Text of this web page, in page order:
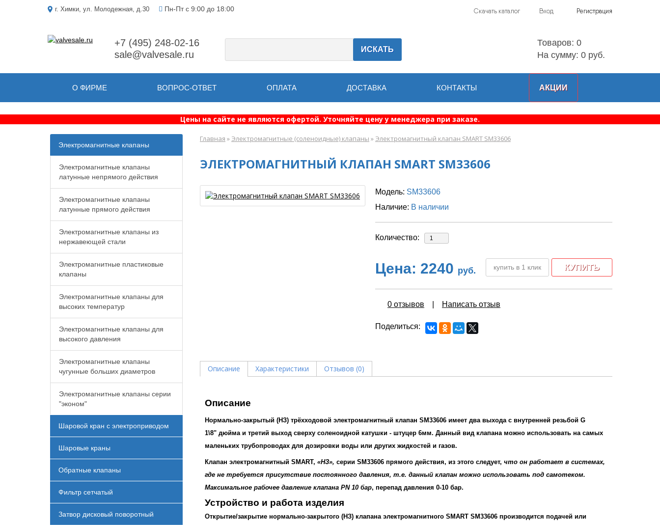
г. Химки, ул. Молодежная, д.30 Пн-Пт с 9:00 до 18:00 Скачать каталог Вход Регистрация
+7 (495) 248-02-16
sale@valvesale.ru
ИСКАТЬ
Товаров: 0
На сумму: 0 руб.
О ФИРМЕ ВОПРОС-ОТВЕТ ОПЛАТА ДОСТАВКА КОНТАКТЫ АКЦИИ
Цены на сайте не являются офертой. Уточняйте цену у менеджера при заказе.
Главная » Электромагнитные (соленоидные) клапаны » Электромагнитный клапан SMART SM33606
ЭЛЕКТРОМАГНИТНЫЙ КЛАПАН SMART SM33606
Модель: SM33606
Наличие: В наличии
Количество:
купить в 1 клик
Цена: 2240 руб.
0 отзывов Написать отзыв
Поделиться
Описание Характеристики Отзывов (0)
Описание
Нормально-закрытый (НЗ) трёхходовой электромагнитный клапан SM33606 имеет два выхода с внутренней резьбой G
1\8" дюйма и третий выход сверху соленоидной катушки - штуцер 6мм. Данный вид клапана можно использовать на самых
маленьких трубопроводах для дозировки воды или других жидкостей и газов.
Клапан электромагнитный SMART, «НЗ», серии SM33606 прямого действия, из этого следует, что он работает в системах,
где не требуется присутствие постоянного давления, т.е. данный клапан можно использовать под самотеком.
Максимальное рабочее давление клапана PN 10 бар, перепад давления 0-10 бар.
Устройство и работа изделия
Открытие/закрытие нормально-закрытого (НЗ) клапана электромагнитного SMART SM33606 производится подачей или
Электромагнитные клапаны
Электромагнитные клапаны
латунные непрямого действия
Электромагнитные клапаны
латунные прямого действия
Электромагнитные клапаны из
нержавеющей стали
Электромагнитные пластиковые
клапаны
Электромагнитные клапаны для
высоких температур
Электромагнитные клапаны для
высокого давления
Электромагнитные клапаны
чугунные больших диаметров
Электромагнитные клапаны серии
"эконом"
Шаровой кран с электроприводом
Шаровые краны
Обратные клапаны
Фильтр сетчатый
Затвор дисковый поворотный